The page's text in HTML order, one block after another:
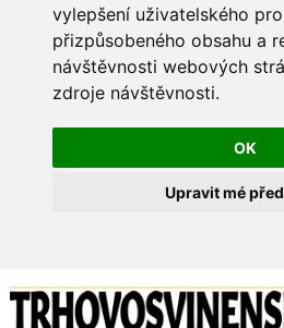
vylepšení uživatelského
přizpůsobeného obsahu a
návštěvnosti webových
zdroje návštěvnosti.
OK
Upravit mé